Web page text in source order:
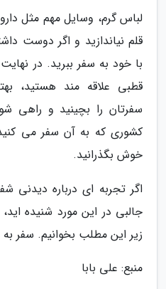
لباس گرم، وسایل مهم مثل
قلم نیاندازید و اگر دوست
با خود به سفر ببرید. در
قطبی علاقه مند هستید،
سفرتان را بچینید و راهی
کشوری که به آن سفر می
خوش بگذرانید.
اگر تجربه ای درباره دیدنی
جالبی در این مورد شنیده
زیر این مطلب بخوانیم. سفر
منبع: علی بابا